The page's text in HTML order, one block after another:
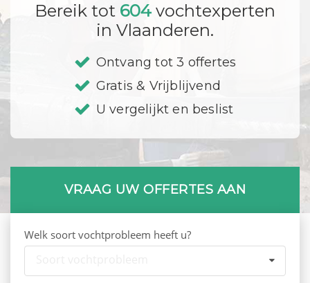
Bereik tot 604 vochtexperten
in Vlaanderen.
Ontvang tot 3 offertes
Gratis & Vrijblijvend
U vergelijkt en beslist
VRAAG UW OFFERTES AAN
Welk soort vochtprobleem heeft u?